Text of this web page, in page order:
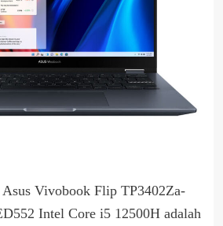
Vivobook Flip TP3402Za-
Intel Core i5 12500H adalah